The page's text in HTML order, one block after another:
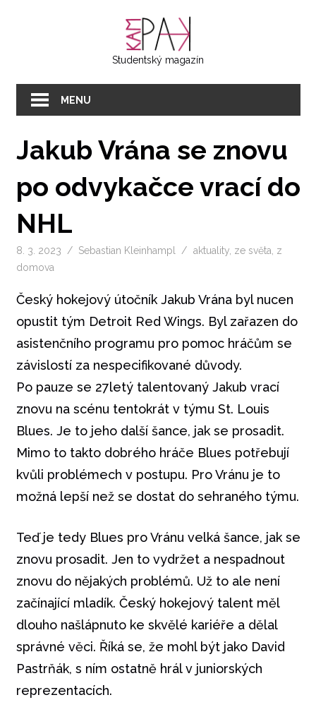
Studentský magazín
MENU
Jakub Vrána se znovu
po odvykačce vrací do
NHL
8. 3. 2023 Sebastian Kleinhampl aktuality, ze světa z
domova
Český hokejový útočník Jakub Vrána byl nucen
opustit tým Detroit Red Wings. Byl zařazen do
asistenčního programu pro pomoc hráčům se
závislostí za nespecifikované důvody.
Po pauze se 27letý talentovaný Jakub vrací
znovu na scénu tentokrát v týmu St. Louis
Blues. Je to jeho další šance, jak se prosadit.
Mimo to takto dobrého hráče Blues potřebují
kvůli problémech v postupu. Pro Vránu je to
možná lepší než se dostat do sehraného týmu.
Teď je tedy Blues pro Vránu velká šance, jak se
znovu prosadit. Jen to vydržet a nespadnout
znovu do nějakých problémů. Už to ale není
začínající mladík. Český hokejový talent měl
dlouho našlápnuto ke skvělé kariéře a dělal
správné věci. Říká se, že mohl být jako David
Pastrňák, s ním ostatně hrál v juniorských
reprezentacích.